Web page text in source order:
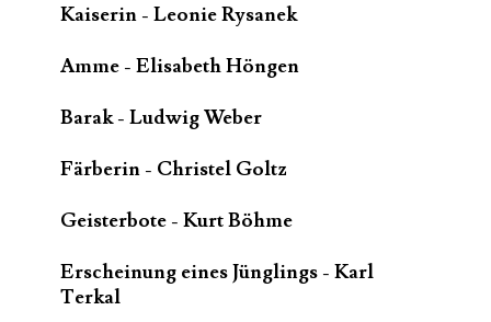
Kaiserin - Leonie Rysanek
Amme - Elisabeth Höngen
Barak - Ludwig Weber
Färberin - Christel Goltz
Geisterbote - Kurt Böhme
Erscheinung eines Jünglings - Karl
Terkal